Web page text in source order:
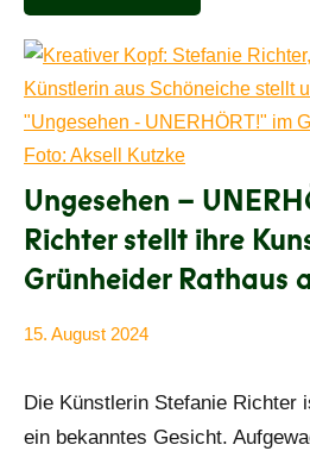
Ungesehen –
Richter stellt ihre
Grünheider Rathaus
15. August 2024
Die Künstlerin Stefanie Richter
ein bekanntes Gesicht.